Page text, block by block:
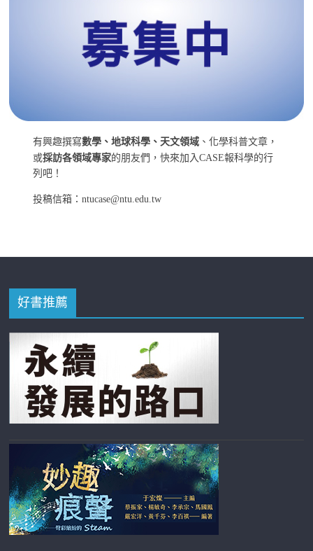
有興趣撰寫數學、地球科學、天文領域 、化學科普文章，
或採訪各領域專家的朋友們，快來加入CASE報科學的行
列吧！
投稿信箱：ntucase@ntu.edu.tw
好書推薦